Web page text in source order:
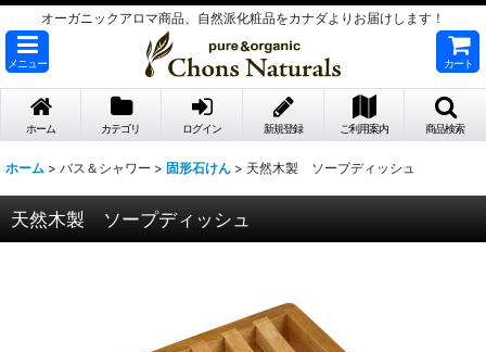
オーガニックアロマ商品、自然派化粧品をカナダよりお届けします！
メニュー カート
ホーム カテゴリ ログイン 新規登録 ご利用案内 商品検索
ホーム > バス＆シャワー > 固形石けん > 天然木製 ソープディッシュ
天然木製 ソープディッシュ